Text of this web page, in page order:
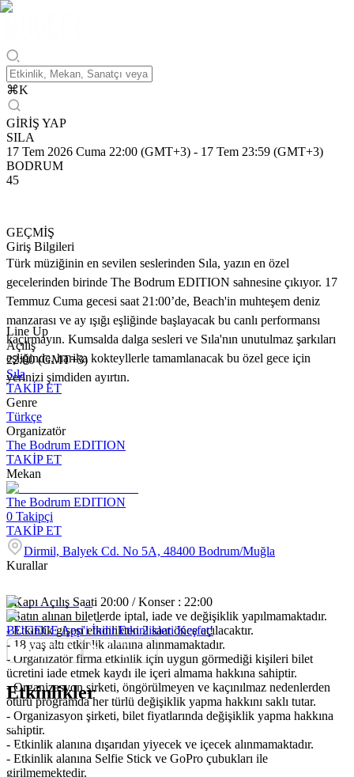
⌘K
GİRİŞ YAP
SILA
17 Tem 2026 Cuma 22:00 (GMT+3) - 17 Tem 23:59 (GMT+3)
BODRUM
45
GEÇMİŞ
Giriş Bilgileri
Türk müziğinin en sevilen seslerinden Sıla, yazın en özel
gecelerinden birinde The Bodrum EDITION sahnesine çıkıyor. 17
Temmuz Cuma gecesi saat 21:00’de, Beach'in muhteşem deniz
manzarası ve ay ışığı eşliğinde başlayacak bu canlı performansı
kaçırmayın. Kumsalda dalga sesleri ve Sıla'nın unutulmaz şarkıları
eşliğinde, harika kokteyllerle tamamlanacak bu özel gece için
yerinizi şimdiden ayırtın.
Line Up
Açılış
22:00 (GMT+3)
Sıla
TAKİP ET
Genre
Türkçe
Organizatör
The Bodrum EDITION
TAKİP ET
Mekan
The Bodrum EDITION
0 Takipçi
TAKİP ET
Dirmil, Balyek Cd. No 5A, 48400 Bodrum/Muğla
Kurallar
- Kapı Açılış Saati 20:00 / Konser : 22:00
- Satın alınan biletlerde iptal, iade ve değişiklik yapılmamaktadır.
- Etkinlik gişesi etkinlikten 2 saat önce açılacaktır.
- 18 yaş altı etkinlik alanına alınmamaktadır.
- Organizatör firma etkinlik için uygun görmediği kişileri bilet
ücretini iade etmek kaydı ile içeri almama hakkına sahiptir.
- Organizasyon şirketi, öngörülmeyen ve kaçınılmaz nedenlerden
ötürü programda her türlü değişiklik yapma hakkını saklı tutar.
- Organizasyon şirketi, bilet fiyatlarında değişiklik yapma hakkına
sahiptir.
- Etkinlik alanına dışarıdan yiyecek ve içecek alınmamaktadır.
- Etkinlik alanına Selfie Stick ve GoPro çubukları ile
girilmemektedir.
BUGECE App'i İndir Etkinlikleri Keşfet!
Etkinlikler